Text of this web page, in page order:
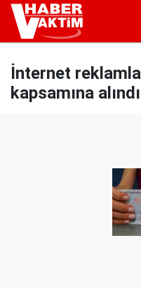
İnternet
kapsamına alındı